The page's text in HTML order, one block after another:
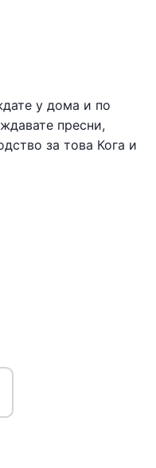
у дома и по
пресни,
за това Кога и